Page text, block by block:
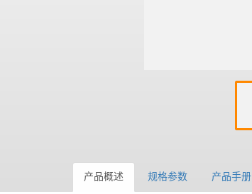
产品概述 规格参数 产品手册